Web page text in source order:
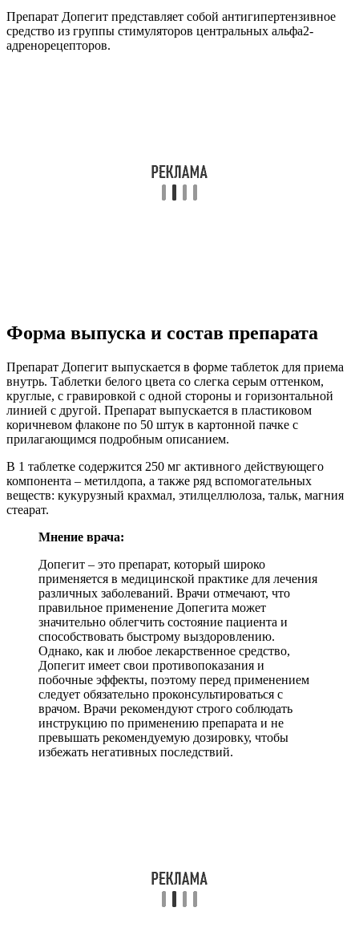
Препарат Допегит представляет собой антигипертензивное
средство из группы стимуляторов центральных альфа2-
адренорецепторов.
Форма выпуска и состав препарата
Препарат Допегит выпускается в форме таблеток для приема
внутрь. Таблетки белого цвета со слегка серым оттенком,
круглые, с гравировкой с одной стороны и горизонтальной
линией с другой. Препарат выпускается в пластиковом
коричневом флаконе по 50 штук в картонной пачке с
прилагающимся подробным описанием.
В 1 таблетке содержится 250 мг активного действующего
компонента – метилдопа, а также ряд вспомогательных
веществ: кукурузный крахмал, этилцеллюлоза, тальк, магния
стеарат.
Мнение врача:
Допегит – это препарат, который широко
применяется в медицинской практике для лечения
различных заболеваний. Врачи отмечают, что
правильное применение Допегита может
значительно облегчить состояние пациента и
способствовать быстрому выздоровлению.
Однако, как и любое лекарственное средство,
Допегит имеет свои противопоказания и
побочные эффекты, поэтому перед применением
следует обязательно проконсультироваться с
врачом. Врачи рекомендуют строго соблюдать
инструкцию по применению препарата и не
превышать рекомендуемую дозировку, чтобы
избежать негативных последствий.